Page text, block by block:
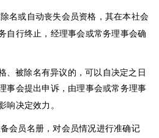
名或自动丧失会员资格，其在本社会
自行终止，经理事会或常务理事会确
、被除名有异议的，可以自决定之日
事会提出申诉，由理事会或常务理事
响决定效力。
会员名册，对会员情况进行准确记